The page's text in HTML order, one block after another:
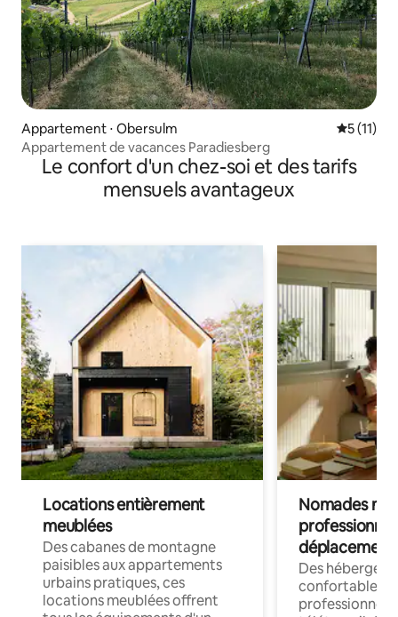
Appartement ⋅ Obersulm
5 (11)
Appartement de vacances Paradiesberg
Le confort d'un chez-soi et des tarifs
mensuels avantageux
Locations entièrement
meublées
Des cabanes de montagne
paisibles aux appartements
urbains pratiques, ces
locations meublées offrent
Nomades
déplacement
Des
confortables
professionnels